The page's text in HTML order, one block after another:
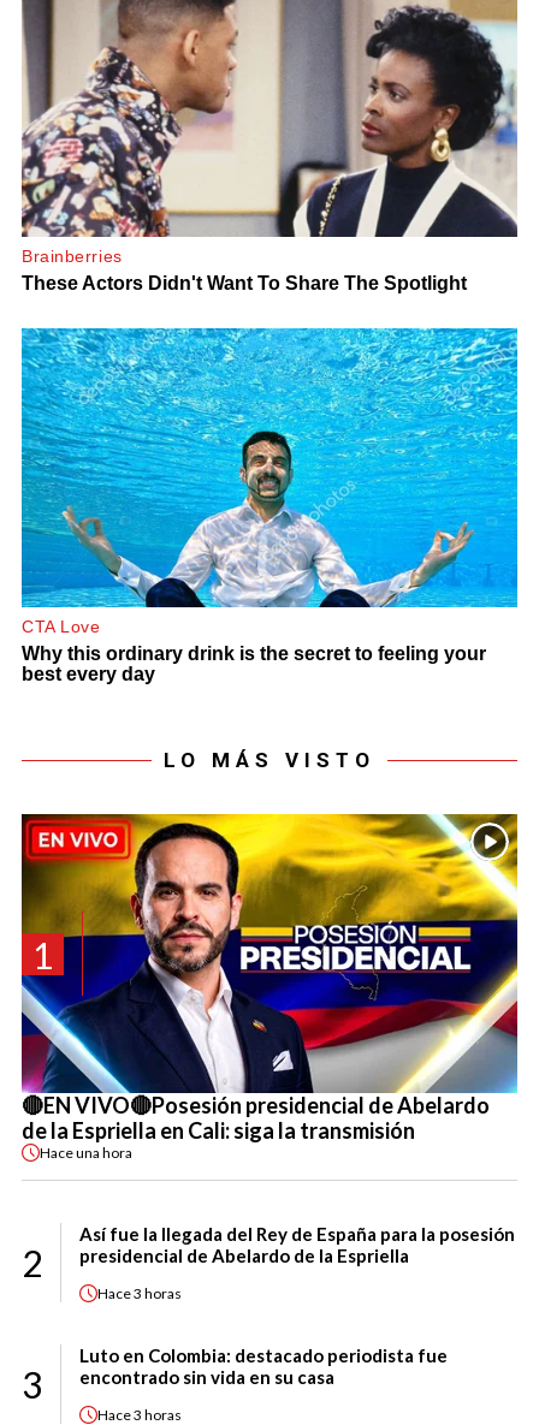
LO MÁS VISTO
1
🔴EN VIVO🔴Posesión presidencial de Abelardo
de la Espriella en Cali: siga la transmisión
Haceuna hora
2
Así fue la llegada del Rey de España para la posesión
presidencial de Abelardo de la Espriella
Hace3 horas
3
Luto en Colombia: destacado periodista fue
encontrado sin vida en su casa
Hace3 horas